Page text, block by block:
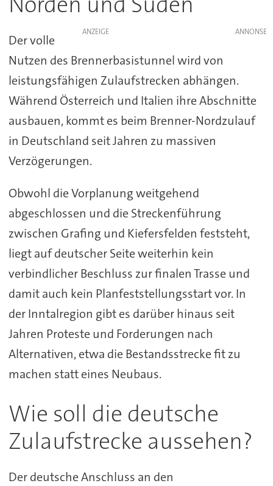
ANZEIGE
Der volle
Nutzen des Brennerbasistunnel wird von
leistungsfähigen Zulaufstrecken abhängen.
Während Österreich und Italien ihre Abschnitte
ausbauen, kommt es beim Brenner-Nordzulauf
in Deutschland seit Jahren zu massiven
Verzögerungen.
Obwohl die Vorplanung weitgehend
abgeschlossen und die Streckenführung
zwischen Grafing und Kiefersfelden feststeht,
liegt auf deutscher Seite weiterhin kein
verbindlicher Beschluss zur finalen Trasse und
damit auch kein Planfeststellungsstart vor. In
der Inntalregion gibt es darüber hinaus seit
Jahren Proteste und Forderungen nach
Alternativen, etwa die Bestandsstrecke fit zu
machen statt eines Neubaus.
Wie soll die deutsche
Zulaufstrecke aussehen?
Der deutsche Anschluss an den